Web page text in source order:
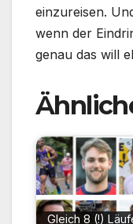
einzureisen.
wenn der
genau das will
Gleich 8 (!)